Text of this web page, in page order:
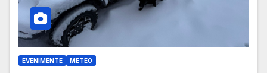
EVENIMENTE METEO